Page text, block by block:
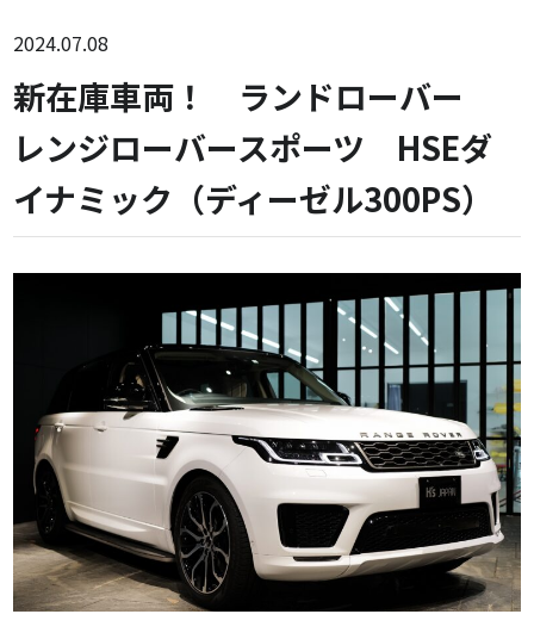
2024.07.08
新在庫車両！ ランドローバー
レンジローバースポーツ HSEダ
イナミック（ディーゼル300PS）